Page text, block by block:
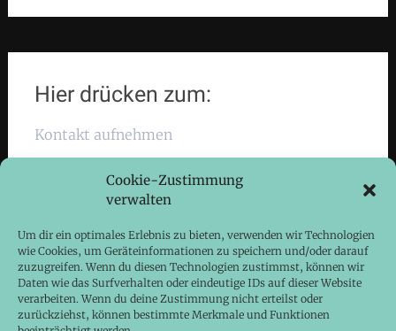
Cookie-Zustimmung
verwalten
Um dir ein optimales Erlebnis zu bieten, verwenden wir Technologien
wie Cookies, um Geräteinformationen zu speichern und/oder darauf
zuzugreifen. Wenn du diesen Technologien zustimmst, können wir
Daten wie das Surfverhalten oder eindeutige IDs auf dieser Website
verarbeiten. Wenn du deine Zustimmung nicht erteilst oder
zurückziehst, können bestimmte Merkmale und Funktionen
Hier drücken zum:
Kontakt aufnehmen
Tel: 03733 - 25301